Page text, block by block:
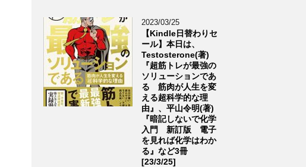
2023/03/25
【Kindle日替わりセ
ール】本日は、
Testosterone(著)
『超筋トレが最強の
ソリューションであ
る 筋肉が人生を変
える超科学的な理
由』、平山令明(著)
『暗記しないで化学
入門 新訂版 電子
を見れば化学はわか
る』など3冊
[23/3/25]